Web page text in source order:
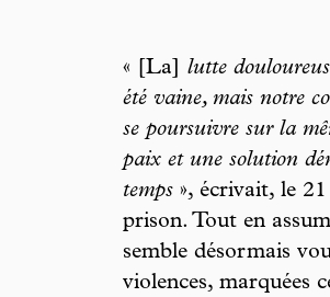
« [La] lutte
été vaine, mais notre
se poursuivre sur la
paix et une solution
temps », écrivait, le
prison. Tout en
semble désormais
violences, marquées